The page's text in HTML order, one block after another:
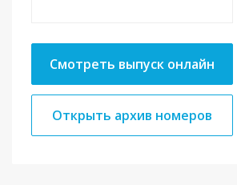
Смотреть выпуск онлайн
Открыть архив номеров